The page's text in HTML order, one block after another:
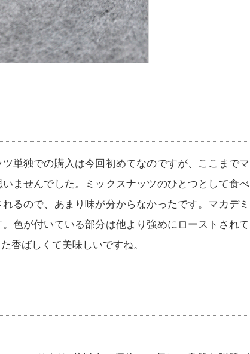
単独での購入は今回初めてなのですが、ここまでマ
ませんでした。ミックスナッツのひとつとして食べ
るので、あまり味が分からなかったです。マカデミ
色が付いている部分は他より強めにローストされて
香ばしくて美味しいですね。